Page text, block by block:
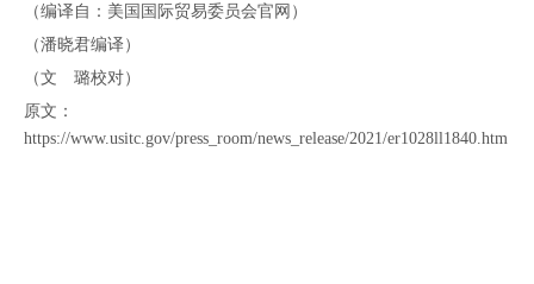
（编译自：美国国际贸易委员会官网）
（潘晓君编译）
（文 璐校对）
原文：
https://www.usitc.gov/press_room/news_release/2021/er1028ll1840.htm